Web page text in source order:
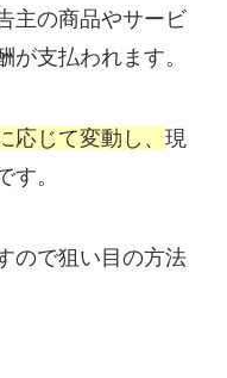
主の商品やサービ
が支払われます。
応じて変動し、 現
す。
ので狙い目の方法